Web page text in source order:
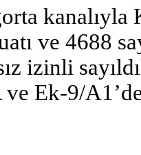
ve 4688
izinli
Ek-9/